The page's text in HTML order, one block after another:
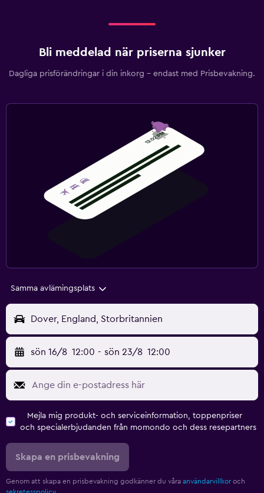
Bli meddelad när priserna sjunker
Dagliga prisförändringar i din inkorg – endast med Prisbevakning.
Samma avlämingsplats
Dover, England, Storbritannien
sön 16/8 12:00 - sön 23/8 12:00
Mejla mig produkt- och serviceinformation, toppenpriser
och specialerbjudanden från momondo och dess resepartners
Skapa en prisbevakning
Genom att skapa en prisbevakning godkänner du våra användarvillkor och